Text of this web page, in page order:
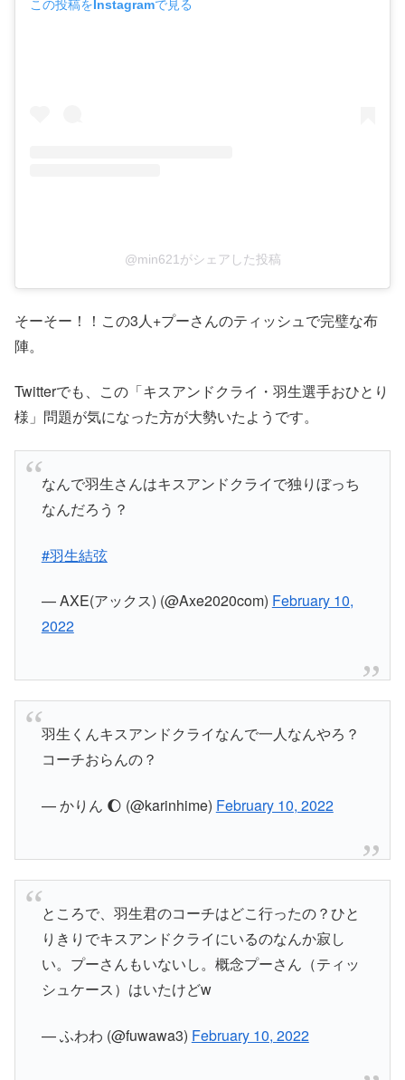
この投稿をInstagramで見る
@min621がシェアした投稿
そーそー！！この3人+プーさんのティッシュで完璧な布
陣。
Twitterでも、この「キスアンドクライ・羽生選手おひとり
様」問題が気になった方が大勢いたようです。
なんで羽生さんはキスアンドクライで独りぼっち
なんだろう？
#羽生結弦
— AXE(アックス) (@Axe2020com) February 10,
2022
羽生くんキスアンドクライなんで一人なんやろ？
コーチおらんの？
— かりん 🌔 (@karinhime) February 10, 2022
ところで、羽生君のコーチはどこ行ったの？ひと
りきりでキスアンドクライにいるのなんか寂し
い。プーさんもいないし。概念プーさん（ティッ
シュケース）はいたけどw
— ふわわ (@fuwawa3) February 10, 2022